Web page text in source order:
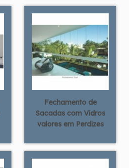
Fechamento de
Sacadas com Vidros
valores em Perdizes